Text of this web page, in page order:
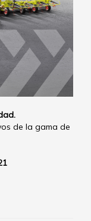
de la gama de